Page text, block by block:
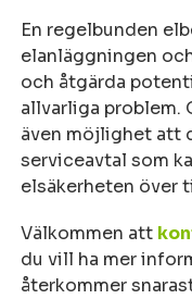
En regelbunden
elanläggningen
och åtgärda
allvarliga problem.
även möjlighet att
serviceavtal som
elsäkerheten över
Välkommen att
du vill ha mer
återkommer